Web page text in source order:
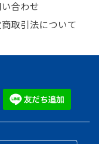
合わせ
取引法について